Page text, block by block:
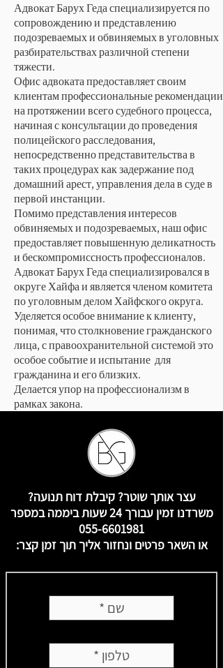
Адвокат Барух Геда специализируется по
сопровождению и представлению
подозреваемых и обвиняемых в уголовных
разбирательствах различной степени
тяжести.
Офис адвоката предоставляет своим
клиентам профессиональные рекомендации
на протяжении всего судебного процесса,
начиная с консультации до проведения
полицейского расследования,
непосредственно представительства в
таких процедурах как задержание под
домашний арест, управления дела в суде в
первой инстанции.
Помимо представления интересов
обвиняемых и подозреваемых, наш офис
предоставляет повышенную деликатность
и бескомпромиссность профессионалов.
Адвокат Барух Геда специализировался в
округе Хайфа и является членом комитета
по уголовным делом Хайфского округа.
Уделяется особое внимание к клиенту,
понимая, что столкновение гражданского
лица, с правоохранительной системой это
особое событие и испытание для
гражданина и его близких.
Делается упор на профессионализм в
рамках закона.
עצר אותך שוטר? קיבלת דוח תנועה?
משרדנו זמין עבורך 24 שעות ביממה במספר
055-6601981
או השאר פרטים ונחזור אליך תוך זמן קצר: